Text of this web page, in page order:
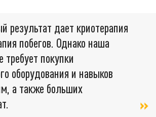
результат дает криотерапия
побегов. Однако наша
требует покупки
оборудования и навыков
а также больших